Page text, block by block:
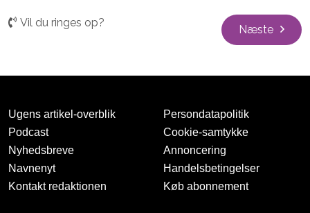
Vil du ringes op?
Næste
Ugens artikel-overblik
Podcast
Nyhedsbreve
Navnenyt
Kontakt redaktionen
Persondatapolitik
Cookie-samtykke
Annoncering
Handelsbetingelser
Køb abonnement